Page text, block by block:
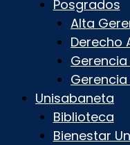
Posgrados
Alta
Derecho
Unisabaneta
Biblioteca
Bienestar